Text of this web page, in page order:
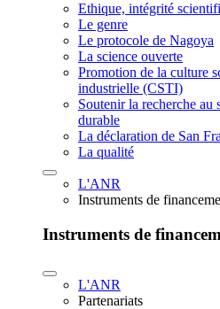
Ethique, intégrité
Le genre
Le protocole de Nagoya
La science ouverte
Promotion de la culture
industrielle (CSTI)
Soutenir la recherche au
durable
La déclaration de San
La qualité
L'ANR
Instruments de
Instruments de
L'ANR
Partenariats